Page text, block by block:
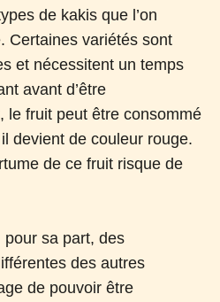
de kakis que l’on
Certaines variétés sont
et nécessitent un temps
avant d’être
le fruit peut être consommé
devient de couleur rouge.
de ce fruit risque de
pour sa part, des
des autres
de pouvoir être